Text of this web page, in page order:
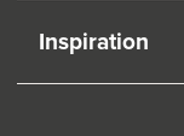
Inspiration